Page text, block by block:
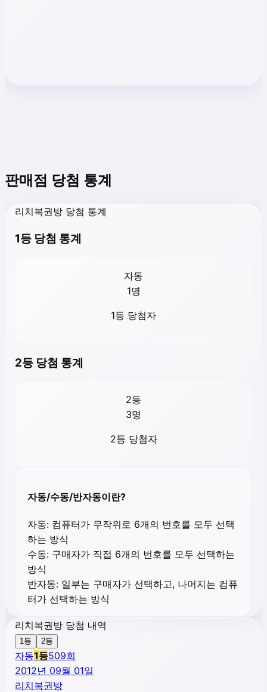
판매점 당첨 통계
리치복권방 당첨 통계
1등 당첨 통계
자동
1명
1등 당첨자
2등 당첨 통계
2등
3명
2등 당첨자
자동/수동/반자동이란?
자동: 컴퓨터가 무작위로 6개의 번호를 모두 선택
하는 방식
수동: 구매자가 직접 6개의 번호를 모두 선택하는
방식
반자동: 일부는 구매자가 선택하고, 나머지는 컴퓨
터가 선택하는 방식
리치복권방 당첨 내역
1등 2등
자동1등509회
2012년 09월 01일
리치복권방